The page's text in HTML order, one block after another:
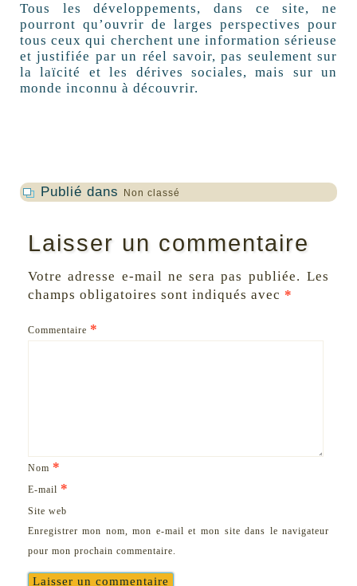
Tous les développements, dans ce site, ne
pourront qu’ouvrir de larges perspectives pour
tous ceux qui cherchent une information sérieuse
et justifiée par un réel savoir, pas seulement sur
la laïcité et les dérives sociales, mais sur un
monde inconnu à découvrir.
Publié dans Non classé
Laisser un commentaire
Votre adresse e-mail ne sera pas publiée. Les
champs obligatoires sont indiqués avec *
Commentaire *
Nom *
E-mail *
Site web
Enregistrer mon nom, mon e-mail et mon site dans le navigateur
pour mon prochain commentaire.